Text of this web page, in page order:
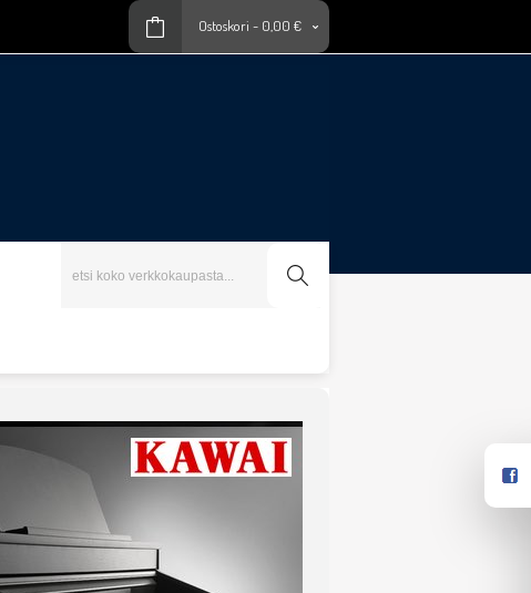
Ostoskori - 0,00 €